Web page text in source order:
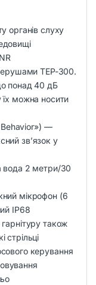
органів слуху
TEP-300.
понад 40 дБ
можна носити
—
зв’язок у
вода 2 метри/30
мікрофон (6
IP68
також
стрільці
керування